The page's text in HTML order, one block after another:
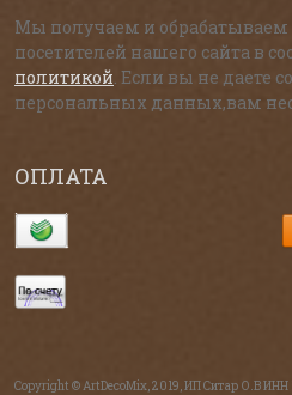
Мы получаем и
посетителей нашего сайта в
политикой . Если вы не даете
персональных данных,вам
ОПЛАТА
Copyright © ArtDecoMix, 2019, ИП Ситар О.В